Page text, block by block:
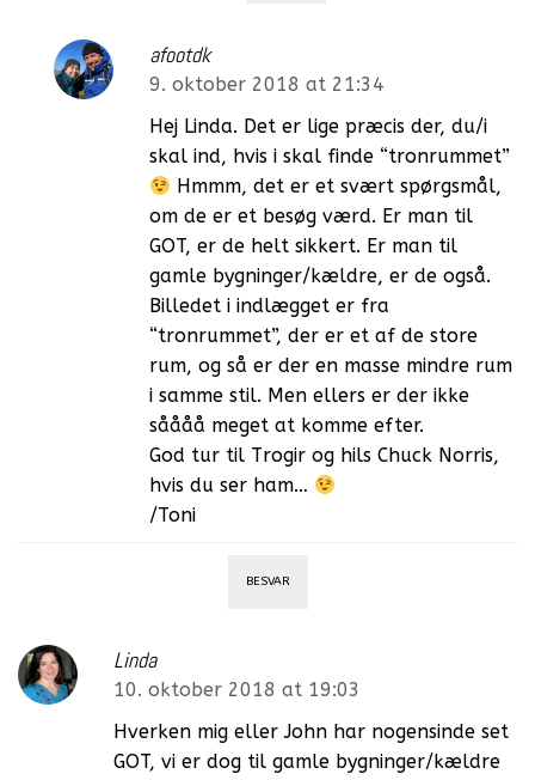
afootdk
9. oktober 2018 at 21:34
Hej Linda. Det er lige præcis der, du/i
skal ind, hvis i skal finde “tronrummet”
Hmmm, det er et svært spørgsmål,
om de er et besøg værd. Er man til
GOT, er de helt sikkert. Er man til
gamle bygninger/kældre, er de også.
Billedet i indlægget er fra
“tronrummet”, der er et af de store
rum, og så er der en masse mindre rum
i samme stil. Men ellers er der ikke
såååå meget at komme efter.
God tur til Trogir og hils Chuck Norris,
hvis du ser ham…
/Toni
BESVAR
Linda
10. oktober 2018 at 19:03
Hverken mig eller John har nogensinde set
GOT, vi er dog til gamle bygninger/kældre